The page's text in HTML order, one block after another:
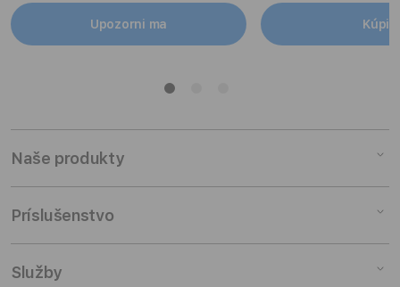
Upozorni ma Kúpiť
Naše produkty
Mac
iPhone
Príslušenstvo
Mac príslušenstvo
Služby